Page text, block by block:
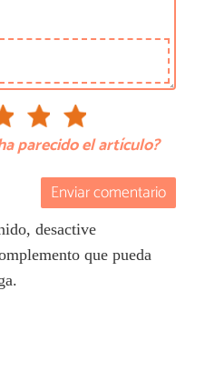
parecido el artículo?
Enviar comentario
desactive
que pueda